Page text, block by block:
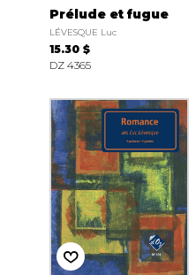
Prélude et fugue
LÉVESQUE Luc
15.30 $
DZ 4365